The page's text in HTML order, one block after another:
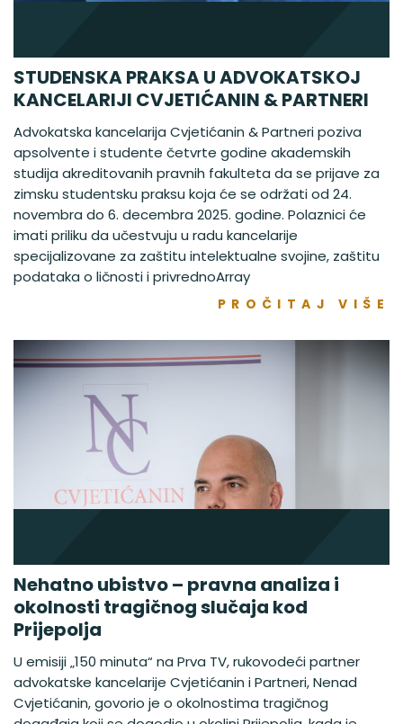
STUDENSKA PRAKSA U ADVOKATSKOJ
KANCELARIJI CVJETIĆANIN & PARTNERI
Advokatska kancelarija Cvjetićanin & Partneri poziva
apsolvente i studente četvrte godine akademskih
studija akreditovanih pravnih fakulteta da se prijave za
zimsku studentsku praksu koja će se održati od 24.
novembra do 6. decembra 2025. godine. Polaznici će
imati priliku da učestvuju u radu kancelarije
specijalizovane za zaštitu intelektualne svojine, zaštitu
podataka o ličnosti i privrednoArray
PROČITAJ VIŠE
Nehatno ubistvo – pravna analiza i
okolnosti tragičnog slučaja kod
Prijepolja
U emisiji „150 minuta“ na Prva TV, rukovodeći partner
advokatske kancelarije Cvjetićanin i Partneri, Nenad
Cvjetićanin, govorio je o okolnostima tragičnog